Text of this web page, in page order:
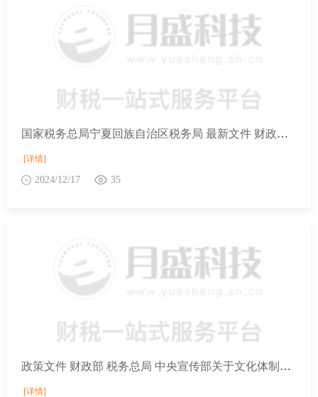
国家税务总局宁夏回族自治区税务局 最新文件 财政部 税务总局 中央宣传部关于文化体制改革中经营性文化事业单位转制为企业税收政策的公告
[详情]
2024/12/17 35
政策文件 财政部 税务总局 中央宣传部关于文化体制改革中经营性文化事业单位转制为企业税收政策的公告
[详情]